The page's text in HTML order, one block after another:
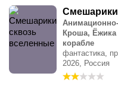
Кроша, Ёжика
корабле
фантастика,
2026, Россия